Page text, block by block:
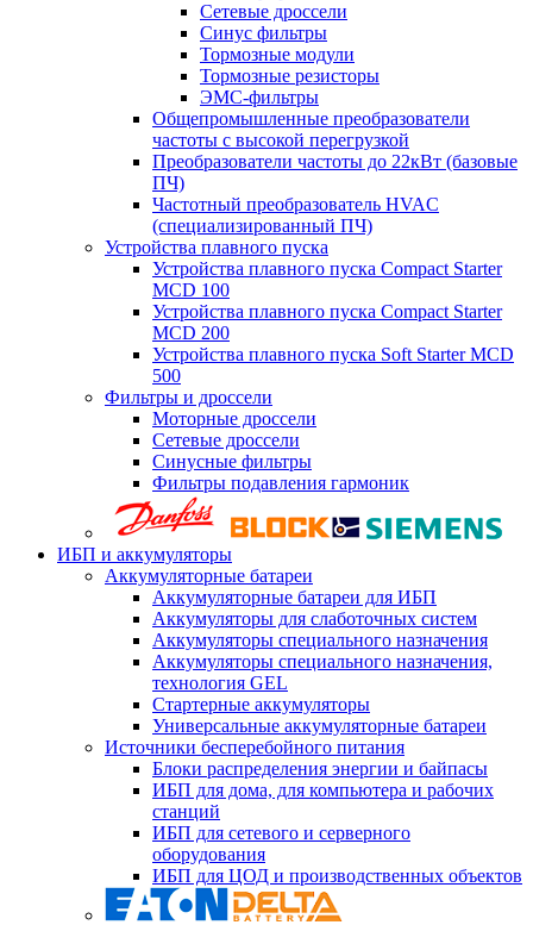
Сетевые дроссели
Синус фильтры
Тормозные модули
Тормозные резисторы
ЭМС-фильтры
Общепромышленные преобразователи
частоты с высокой перегрузкой
Преобразователи частоты до 22кВт (базовые
ПЧ)
Частотный преобразователь HVAC
(специализированный ПЧ)
Устройства плавного пуска
Устройства плавного пуска Compact Starter
MCD 100
Устройства плавного пуска Compact Starter
MCD 200
Устройства плавного пуска Soft Starter MCD
500
Фильтры и дроссели
Моторные дроссели
Сетевые дроссели
Синусные фильтры
Фильтры подавления гармоник
ИБП и аккумуляторы
Аккумуляторные батареи
Аккумуляторные батареи для ИБП
Аккумуляторы для слаботочных систем
Аккумуляторы специального назначения
Аккумуляторы специального назначения,
технология GEL
Стартерные аккумуляторы
Универсальные аккумуляторные батареи
Источники бесперебойного питания
Блоки распределения энергии и байпасы
ИБП для дома, для компьютера и рабочих
станций
ИБП для сетевого и серверного
оборудования
ИБП для ЦОД и производственных объектов